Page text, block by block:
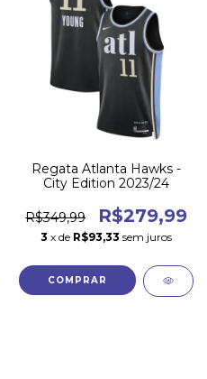
Regata Atlanta Hawks -
City Edition 2023/24
R$349,99 R$279,99
3 x de R$93,33 sem juros
COMPRAR